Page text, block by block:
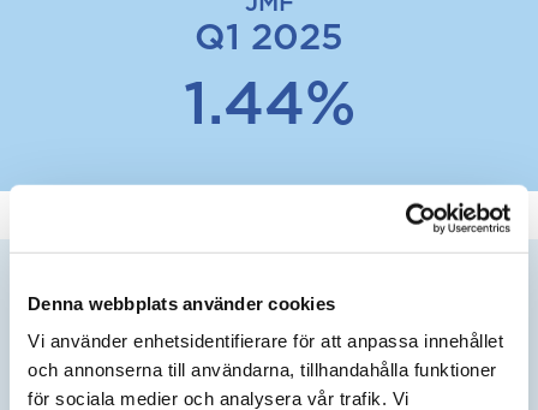
Denna webbplats använder cookies
Vi använder enhetsidentifierare för att anpassa innehållet
och annonserna till användarna, tillhandahålla funktioner
för sociala medier och analysera vår trafik. Vi
Q1 2025
1.44%
BERÄKNA INDEX
AKTUELLT ÅR AKTUELLT KVARTAL